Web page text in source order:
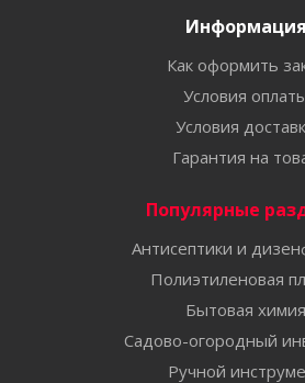
Информация
Как оформить
Условия
Условия
Гарантия на
Популярные
Антисептики и
Полиэтиленовая
Бытовая химия
Садово-огородный
Ручной